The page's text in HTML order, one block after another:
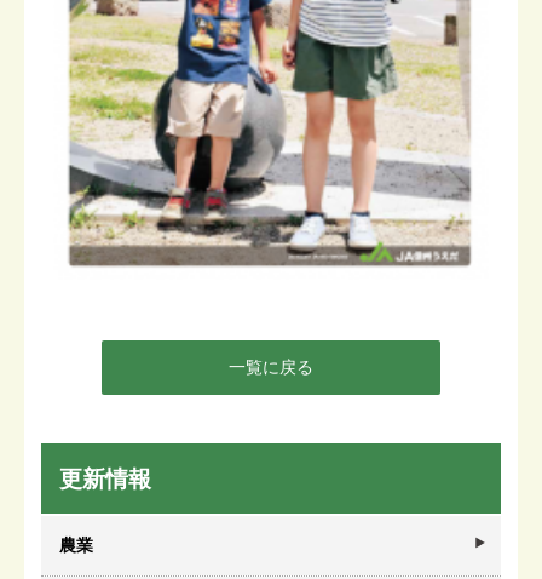
一覧に戻る
更新情報
農業